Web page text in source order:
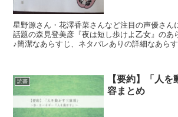
星野源さん・花澤香菜さんなど注目の声優さん
話題の森見登美彦『夜は短し歩けよ乙女』のあ
♪簡潔なあらすじ、ネタバレありの詳細なあら
てます。森見登美彦さんの代表作！恋愛ファ
読書
【要約】「人
容まとめ